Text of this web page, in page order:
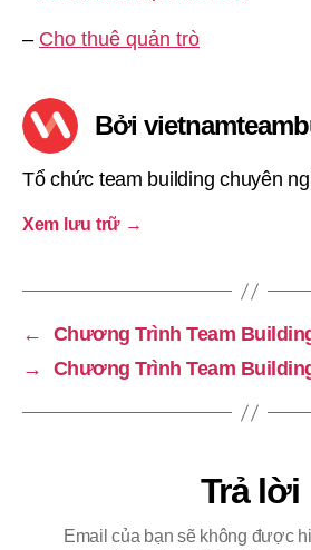
– Cho thuê quản trò
Bởi
Tổ chức team building chuyên
Xem lưu trữ →
←
Chương Trình Team
→
Chương Trình Team
Trả lời
Email của bạn sẽ không được